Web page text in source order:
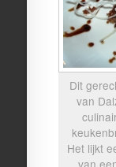
Dit
van
Het lijkt
van